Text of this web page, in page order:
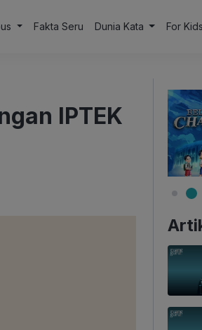
Fakta Seru Dunia Kata For Kids
IPTEK